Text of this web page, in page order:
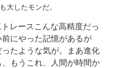
大したモンだ。
レースこんな高精度だっ
にやった記憶があるが
ったような気が。まあ進化
もうこれ、人間が時間か